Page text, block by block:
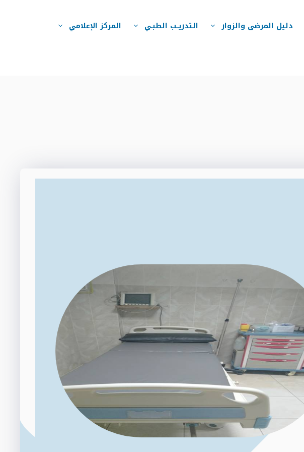
دليل المرضى والزوار التدريــب الطبـي
المركز الإعلامي